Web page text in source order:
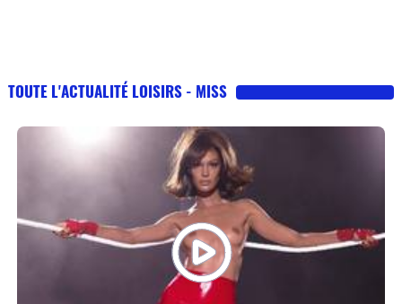
TOUTE L'ACTUALITÉ LOISIRS - MISS